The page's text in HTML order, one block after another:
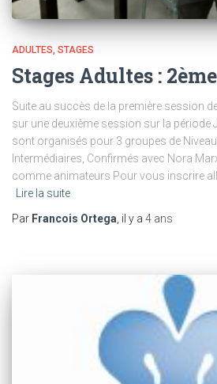
ADULTES STAGES
Stages Adultes :
Suite au succès de la première session
sur une deuxième session sur la période
sont organisés pour 3 groupes de
Intermédiaires, Confirmés avec Nora
comme animateurs Pour vous inscrire
Lire la suite
Par Francois Ortega , il y a 4 ans